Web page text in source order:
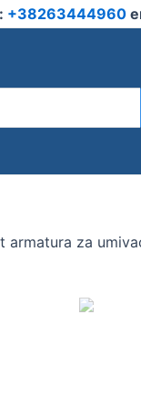
+38263444960
armatura za